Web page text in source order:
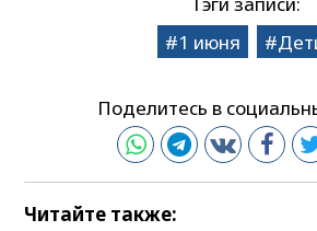
1 июня
Поделитесь в
Читайте также: